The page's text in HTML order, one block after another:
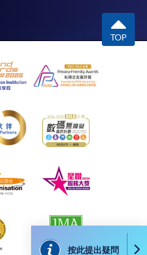
課程提供在線服務的平台。雖然
載的資訊正確和合時，但本學院
犯版權，資訊可安全使用、資訊
訊不含電腦病毒等。
構）對你在網上付款而由下列原
責；上述原因包括：（1）由
的網關在處理付款的信用卡、付
限制（2）從付款的網關傳送而
疏忽、錯誤、誤差或遺漏；
款時出現的故障、失靈、或失
起或與付款的網關相關的原
傳送的改動、任何非法行為等。
按此提出疑問 折
TOP